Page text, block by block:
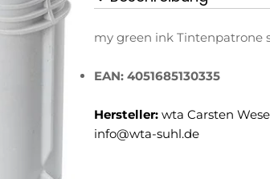
my green ink Tintenpatrone
EAN: 4051685130335
Hersteller: wta Carsten
info@wta-suhl.de